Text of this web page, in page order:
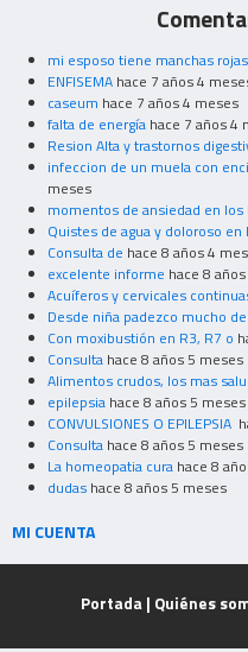
mi esposo tiene manchas
ENFISEMA hace 7 años 4
caseum hace 7 años 4 meses
falta de energía hace 7 años 4
Resion Alta y trastornos
infeccion de un muela con
meses
momentos de ansiedad en los
Quistes de agua y doloroso en
Consulta de hace 8 años 4
excelente informe hace 8
Acuíferos y cervicales
Desde niña padezco mucho de
Con moxibustión en R3, R7 o
Consulta hace 8 años 5 meses
Alimentos crudos, los mas
epilepsia hace 8 años 5 meses
CONVULSIONES O EPILEPSIA
Consulta hace 8 años 5 meses
La homeopatia cura hace 8
dudas hace 8 años 5 meses
MI CUENTA
Portada | Quiénes